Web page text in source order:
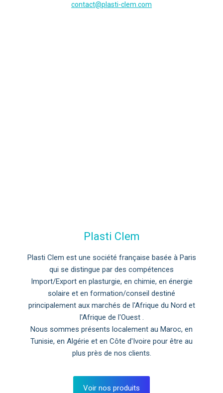
contact@plasti-clem.com
Plasti Clem
Plasti Clem est une société française basée à Paris
qui se distingue par des compétences
Import/Export en plasturgie, en chimie, en énergie
solaire et en formation/conseil destiné
principalement aux marchés de l'Afrique du Nord et
l'Afrique de l'Ouest .
Nous sommes présents localement au Maroc, en
Tunisie, en Algérie et en Côte d'Ivoire pour être au
plus près de nos clients.
Voir nos produits